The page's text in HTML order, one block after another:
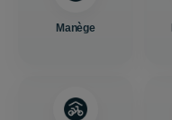
Manège